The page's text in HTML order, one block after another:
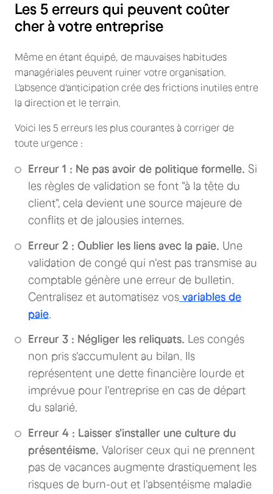
Les 5 erreurs qui peuvent coûter
cher à votre entreprise
Même en étant équipé, de mauvaises habitudes
managériales peuvent ruiner votre organisation.
L'absence d'anticipation crée des frictions inutiles entre
la direction et le terrain.
Voici les 5 erreurs les plus courantes à corriger de
toute urgence :
Erreur 1 : Ne pas avoir de politique formelle. Si
les règles de validation se font "à la tête du
client", cela devient une source majeure de
conflits et de jalousies internes.
Erreur 2 : Oublier les liens avec la paie. Une
validation de congé qui n'est pas transmise au
comptable génère une erreur de bulletin.
Centralisez et automatisez vos variables de
paie
Erreur 3 : Négliger les reliquats. Les congés
non pris s'accumulent au bilan. Ils
représentent une dette financière lourde et
imprévue pour l'entreprise en cas de départ
du salarié.
Erreur 4 : Laisser s'installer une culture du
présentéisme. Valoriser ceux qui ne prennent
pas de vacances augmente drastiquement les
risques de burn-out et l'absentéisme maladie